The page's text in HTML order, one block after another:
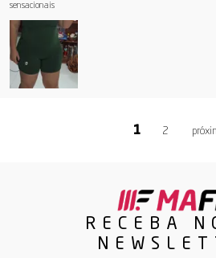
sensacionais
2
RECEBA